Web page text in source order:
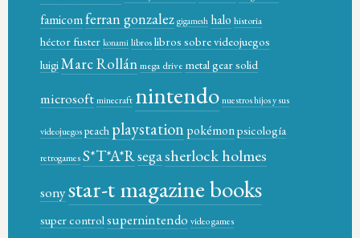
famicomferran gonzalez gigamesh halo historia
héctor fuster konami libroslibros sobre videojuegos
luigiMarc Rollánmega drive metal gear solid
microsoftminecraft nintendonuestros hijos y sus
videojuegospeach playstationpokémonpsicología
retrogamesS*T*A*Rsegasherlock holmes
sonystar-t magazine books
super controlsupernintendo video games